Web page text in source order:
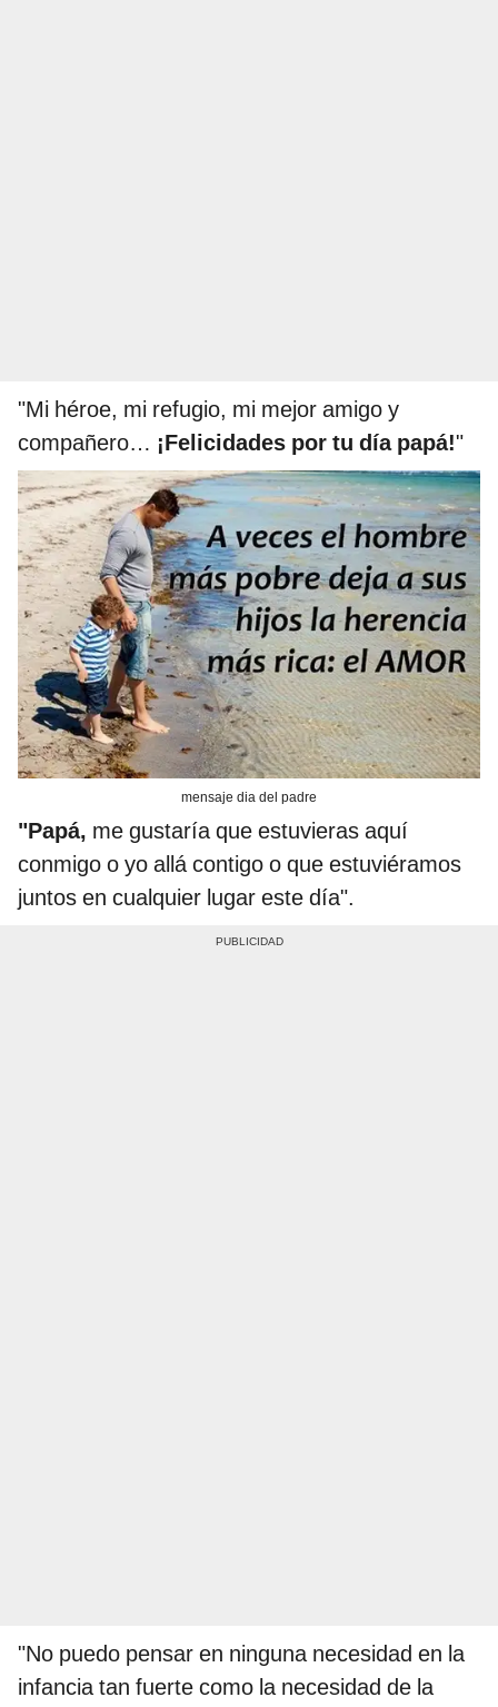
"Mi héroe, mi refugio, mi mejor amigo y
compañero… ¡Felicidades por tu día papá!"
mensaje dia del padre
"Papá, me gustaría que estuvieras aquí
conmigo o yo allá contigo o que estuviéramos
juntos en cualquier lugar este día".
"No puedo pensar en ninguna necesidad en la
infancia tan fuerte como la necesidad de la